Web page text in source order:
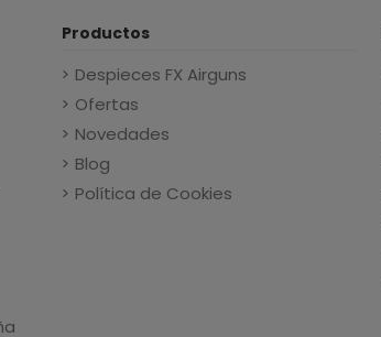
Productos
Despieces FX Airguns
Ofertas
Novedades
Blog
Política de Cookies